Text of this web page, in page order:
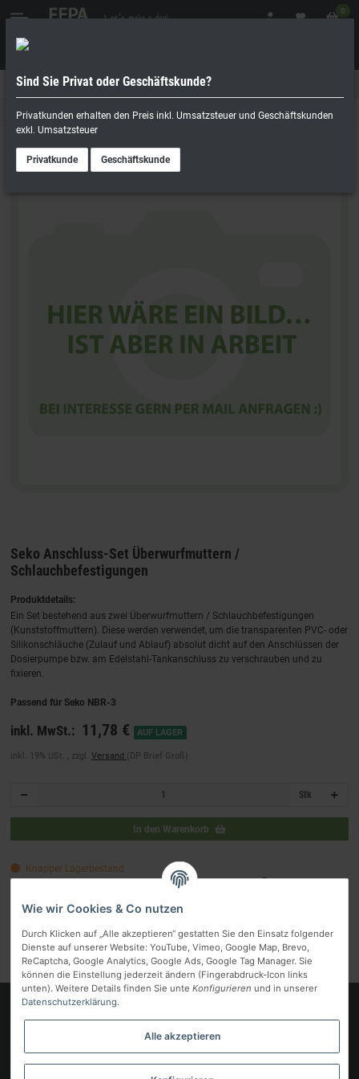
0
Geschäftskunde
Ersatzteile A - Z
Seko Anschluss-Set Überwurfmuttern /
Schlauchbefestigungen
Produktdetails:
Ein Set bestehend aus zwei Überwurfmuttern / Schlauchbefestigungen
(Kunststoffmuttern). Diese werden verwendet, um die transparenten PVC- oder
Silikonschläuche (Zulauf und Ablauf) absolut dicht auf den Anschlüssen der
Dosierpumpe bzw. am Edelstahl-Tankanschluss zu verschrauben und zu
fixieren.
Passend für Seko NBR-3
inkl. MwSt.: 11,78 € AUF LAGER
inkl. 19% USt. , zzgl. Versand (DP Brief Groß)
Stk
In den Warenkorb
Knapper Lagerbestand
Ausland abweichend Frage zum Artikel
Kategorie:Ersatzteile A - Z
Gesetzliche Informationen
Wie wir Cookies & Co nutzen
Durch Klicken auf „Alle akzeptieren“ gestatten Sie den Einsatz folgender
Dienste auf unserer Website: YouTube, Vimeo, Google Map, Brevo,
ReCaptcha, Google Analytics, Google Ads, Google Tag Manager. Sie
können die Einstellung jederzeit ändern (Fingerabdruck-Icon links
unten). Weitere Details finden Sie unte Konfigurieren und in unserer
Datenschutzerklärung.
Alle akzeptieren
Sind Sie Privat oder Geschäftskunde?
Privatkunden erhalten den Preis inkl. Umsatzsteuer und Geschäftskunden
exkl. Umsatzsteuer
Privatkunde Geschäftskunde